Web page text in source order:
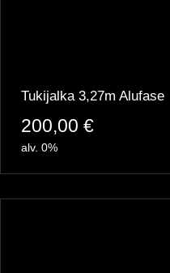
Tukijalka 3,27m Alufase
200,00 €
alv. 0%